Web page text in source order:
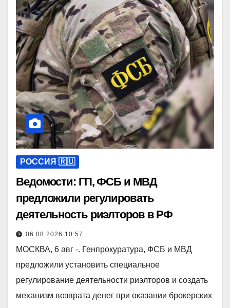
РОССИЯ 🇷🇺
Ведомости: ГП, ФСБ и МВД
предложили регулировать
деятельность риэлторов в РФ
06.08.2026 10:57
МОСКВА, 6 авг -. Генпрокуратура, ФСБ и МВД
предложили установить специальное
регулирование деятельности риэлторов и создать
механизм возврата денег при оказании брокерских